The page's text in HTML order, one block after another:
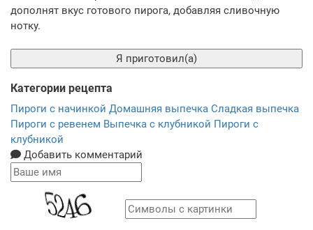
дополнят вкус готового пирога, добавляя сливочную
нотку.
Я приготовил(а)
Категории рецепта
Пироги с начинкой Домашняя выпечка Сладкая выпечка
Пироги с ревенем Выпечка с клубникой Пироги с
клубникой
Добавить комментарий